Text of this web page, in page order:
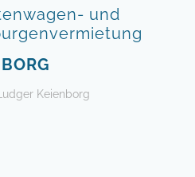
und
Keienborg